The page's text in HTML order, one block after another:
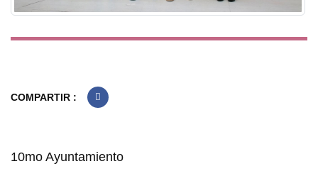
COMPARTIR :
10mo Ayuntamiento